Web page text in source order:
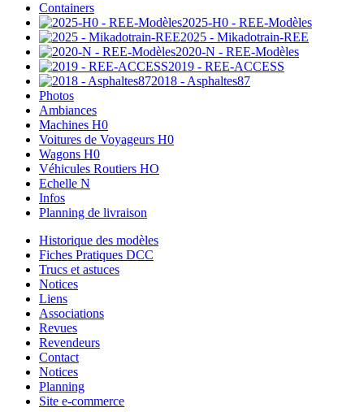
Containers
2025-H0 - REE-Modèles
2025 - Mikadotrain-REE
2020-N - REE-Modèles
2019 - REE-ACCESS
2018 - Asphaltes87
Photos
Ambiances
Machines H0
Voitures de Voyageurs H0
Wagons H0
Véhicules Routiers HO
Echelle N
Infos
Planning de livraison
Historique des modèles
Fiches Pratiques DCC
Trucs et astuces
Notices
Liens
Associations
Revues
Revendeurs
Contact
Notices
Planning
Site e-commerce